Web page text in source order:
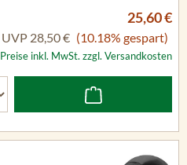
25,60 €
UVP 28,50 € (10.18% gespart)
Preise inkl. MwSt. zzgl. Versandkosten